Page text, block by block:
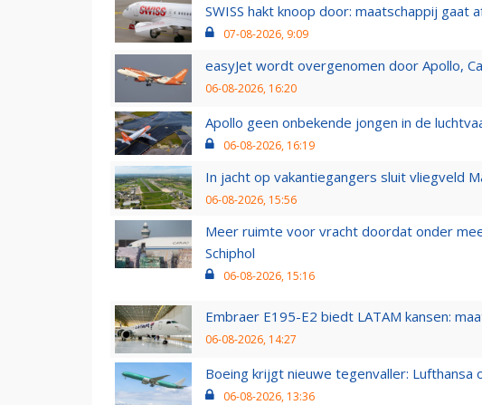
SWISS hakt knoop door: maatschappij gaat
07-08-2026, 9:09
easyJet wordt overgenomen door Apollo,
06-08-2026, 16:20
Apollo geen onbekende jongen in de
06-08-2026, 16:19
In jacht op vakantiegangers sluit vliegveld
06-08-2026, 15:56
Meer ruimte voor vracht doordat onder
Schiphol
06-08-2026, 15:16
Embraer E195-E2 biedt LATAM kansen:
06-08-2026, 14:27
Boeing krijgt nieuwe tegenvaller:
06-08-2026, 13:36